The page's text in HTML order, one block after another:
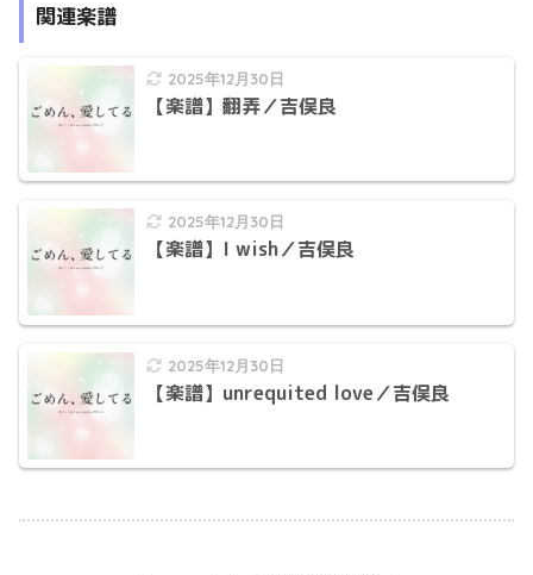
関連楽譜
2025年12月30日
【楽譜】翻弄／吉俣良
2025年12月30日
【楽譜】I wish／吉俣良
2025年12月30日
【楽譜】unrequited love／吉俣良